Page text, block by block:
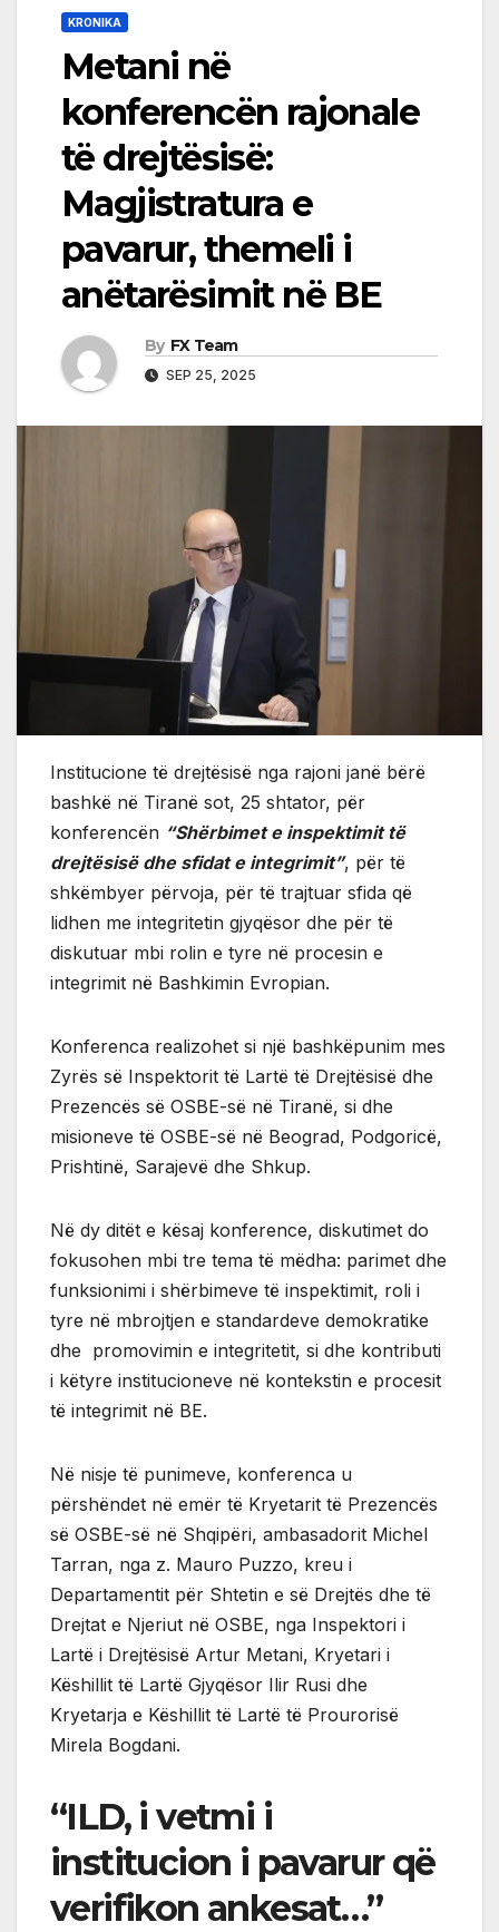
KRONIKA
Metani në
konferencën rajonale
të drejtësisë:
Magjistratura e
pavarur, themeli i
anëtarësimit në BE
By FX Team
SEP 25, 2025
Institucione të drejtësisë nga rajoni janë bërë
bashkë në Tiranë sot, 25 shtator, për
konferencën “Shërbimet e inspektimit të
drejtësisë dhe sfidat e integrimit”, për të
shkëmbyer përvoja, për të trajtuar sfida që
lidhen me integritetin gjyqësor dhe për të
diskutuar mbi rolin e tyre në procesin e
integrimit në Bashkimin Evropian.
Konferenca realizohet si një bashkëpunim mes
Zyrës së Inspektorit të Lartë të Drejtësisë dhe
Prezencës së OSBE-së në Tiranë, si dhe
misioneve të OSBE-së në Beograd, Podgoricë,
Prishtinë, Sarajevë dhe Shkup.
Në dy ditët e kësaj konference, diskutimet do
fokusohen mbi tre tema të mëdha: parimet dhe
funksionimi i shërbimeve të inspektimit, roli i
tyre në mbrojtjen e standardeve demokratike
dhe promovimin e integritetit, si dhe kontributi
i këtyre institucioneve në kontekstin e procesit
të integrimit në BE.
Në nisje të punimeve, konferenca u
përshëndet në emër të Kryetarit të Prezencës
së OSBE-së në Shqipëri, ambasadorit Michel
Tarran, nga z. Mauro Puzzo, kreu i
Departamentit për Shtetin e së Drejtës dhe të
Drejtat e Njeriut në OSBE, nga Inspektori i
Lartë i Drejtësisë Artur Metani, Kryetari i
Këshillit të Lartë Gjyqësor Ilir Rusi dhe
Kryetarja e Këshillit të Lartë të Prourorisë
Mirela Bogdani.
“ILD, i vetmi i
institucion i pavarur që
verifikon ankesat…”